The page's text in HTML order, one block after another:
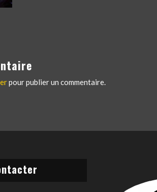
pour publier un commentaire.